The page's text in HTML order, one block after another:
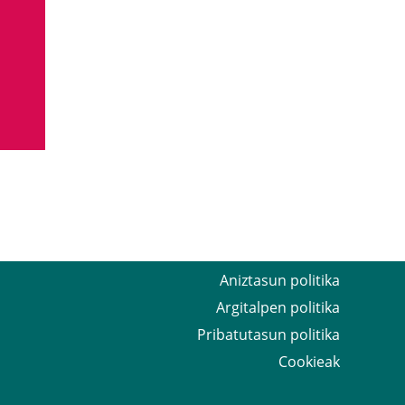
Aniztasun politika
Argitalpen politika
Pribatutasun politika
Cookieak